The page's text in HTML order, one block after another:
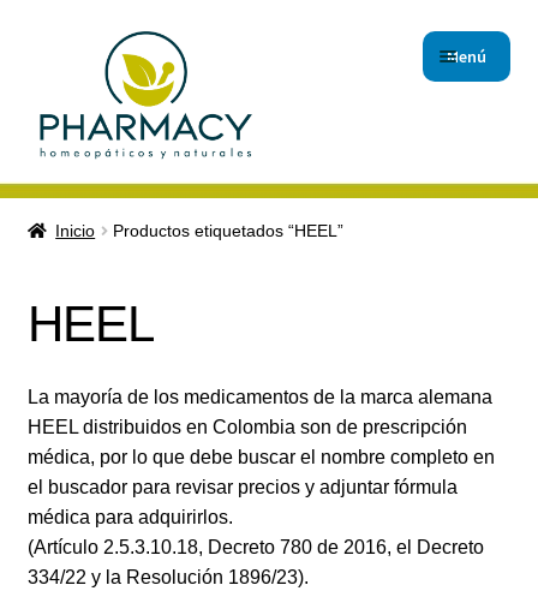
Menú
Inicio
Checkout
Contáctanos
Magistrales
Nuestro Blog
Política de protección y tratamiento de datos personales
Inicio Productos etiquetados “HEEL”
HEEL
La mayoría de los medicamentos de la marca alemana
HEEL distribuidos en Colombia son de prescripción
médica, por lo que debe buscar el nombre completo en
el buscador para revisar precios y adjuntar fórmula
médica para adquirirlos.
(Artículo 2.5.3.10.18, Decreto 780 de 2016, el Decreto
334/22 y la Resolución 1896/23).